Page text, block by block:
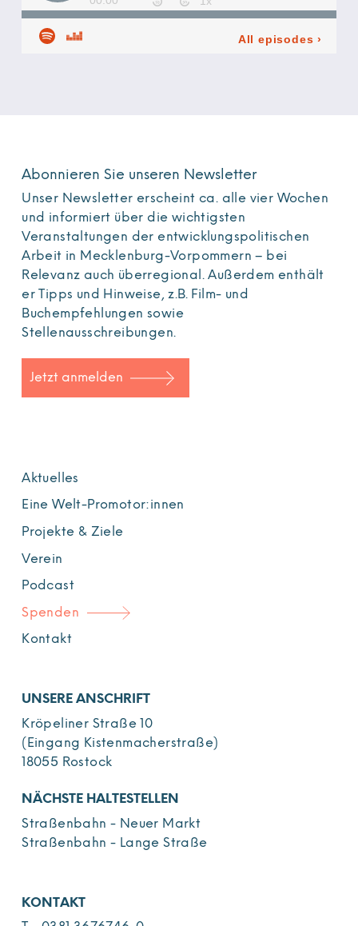
Abonnieren Sie unseren Newsletter
Unser Newsletter erscheint ca. alle vier Wochen
und informiert über die wichtigsten
Veranstaltungen der entwicklungspolitischen
Arbeit in Mecklenburg-Vorpommern – bei
Relevanz auch überregional. Außerdem enthält
er Tipps und Hinweise, z.B. Film- und
Buchempfehlungen sowie
Stellenausschreibungen.
Jetzt anmelden
Aktuelles
Eine Welt-Promotor:innen
Projekte & Ziele
Verein
Podcast
Spenden
Kontakt
UNSERE ANSCHRIFT
Kröpeliner Straße 10
(Eingang Kistenmacherstraße)
18055 Rostock
NÄCHSTE HALTESTELLEN
Straßenbahn - Neuer Markt
Straßenbahn - Lange Straße
KONTAKT